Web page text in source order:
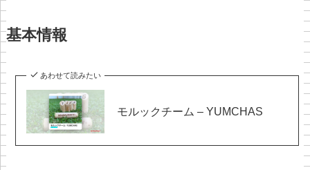
基本情報
あわせて読みたい
モルックチーム – YUMCHAS